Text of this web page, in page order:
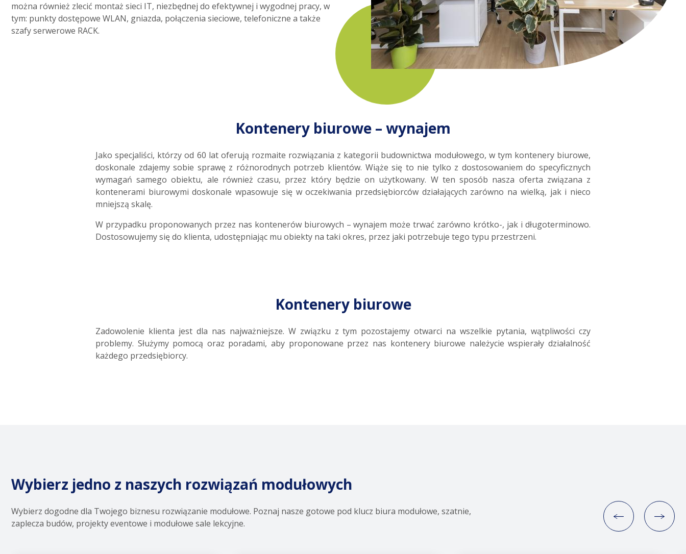
można również zlecić montaż sieci IT, niezbędnej do efektywnej i wygodnej pracy, w
tym: punkty dostępowe WLAN, gniazda, połączenia sieciowe, telefoniczne a także
szafy serwerowe RACK.
Kontenery biurowe – wynajem
Jako specjaliści, którzy od 60 lat oferują rozmaite rozwiązania z kategorii budownictwa modułowego, w tym kontenery biurowe,
doskonale zdajemy sobie sprawę z różnorodnych potrzeb klientów. Wiąże się to nie tylko z dostosowaniem do specyficznych
wymagań samego obiektu, ale również czasu, przez który będzie on użytkowany. W ten sposób nasza oferta związana z
kontenerami biurowymi doskonale wpasowuje się w oczekiwania przedsiębiorców działających zarówno na wielką, jak i nieco
mniejszą skalę.
W przypadku proponowanych przez nas kontenerów biurowych – wynajem może trwać zarówno krótko-, jak i długoterminowo.
Dostosowujemy się do klienta, udostępniając mu obiekty na taki okres, przez jaki potrzebuje tego typu przestrzeni.
Kontenery biurowe
Zadowolenie klienta jest dla nas najważniejsze. W związku z tym pozostajemy otwarci na wszelkie pytania, wątpliwości czy
problemy. Służymy pomocą oraz poradami, aby proponowane przez nas kontenery biurowe należycie wspierały działalność
każdego przedsiębiorcy.
Wybierz jedno z naszych rozwiązań modułowych
Wybierz dogodne dla Twojego biznesu rozwiązanie modułowe. Poznaj nasze gotowe pod klucz biura modułowe, szatnie,
zaplecza budów, projekty eventowe i modułowe sale lekcyjne.